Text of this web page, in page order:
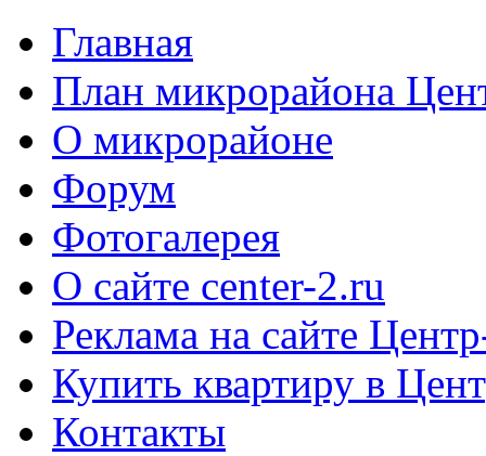
Главная
План микрорайона
О микрорайоне
Форум
Фотогалерея
О сайте center-2.ru
Реклама на сайте
Купить квартиру в
Контакты